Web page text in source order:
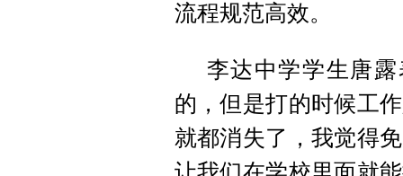
流程规范高效。
李达中学学生唐
的，但是打的时候工
就都消失了，我觉得